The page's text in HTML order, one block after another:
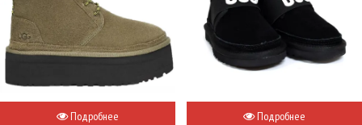
Подробнее Подробнее